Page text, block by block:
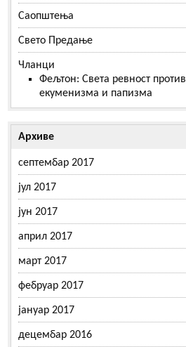
Саопштења
Свето Предање
Чланци
Фељтон: Света ревност против
екуменизма и папизма
Архиве
септембар 2017
јул 2017
јун 2017
април 2017
март 2017
фебруар 2017
јануар 2017
децембар 2016